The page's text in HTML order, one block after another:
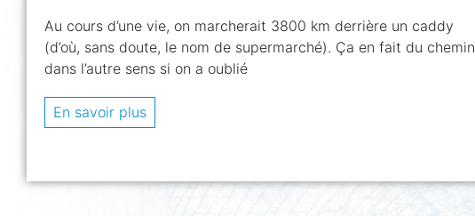
Au cours d’une vie, on marcherait 3800 km derrière un caddy
(d’où, sans doute, le nom de supermarché). Ça en fait du chemin
dans l’autre sens si on a oublié
En savoir plus